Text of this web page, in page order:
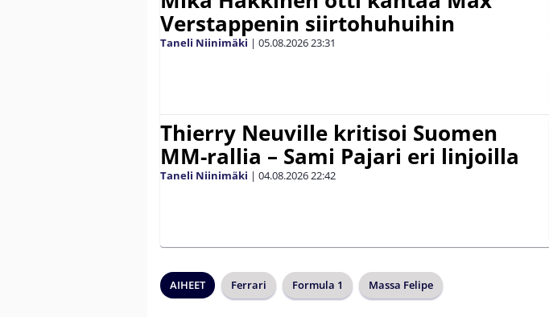
Verstappenin siirtohuhuihin
Taneli Niinimäki | 05.08.202623:31
Thierry Neuville kritisoi Suomen
MM-rallia – Sami Pajari eri linjoilla
Taneli Niinimäki | 04.08.202622:42
AIHEET Ferrari Formula 1 Massa Felipe